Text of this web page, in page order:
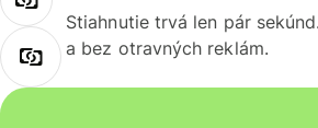
Stiahnutie trvá len pár
a bez otravných reklám.